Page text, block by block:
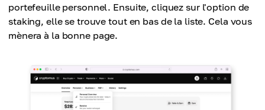
portefeuille personnel. Ensuite, cliquez sur l'option de
staking, elle se trouve tout en bas de la liste. Cela vous
mènera à la bonne page.